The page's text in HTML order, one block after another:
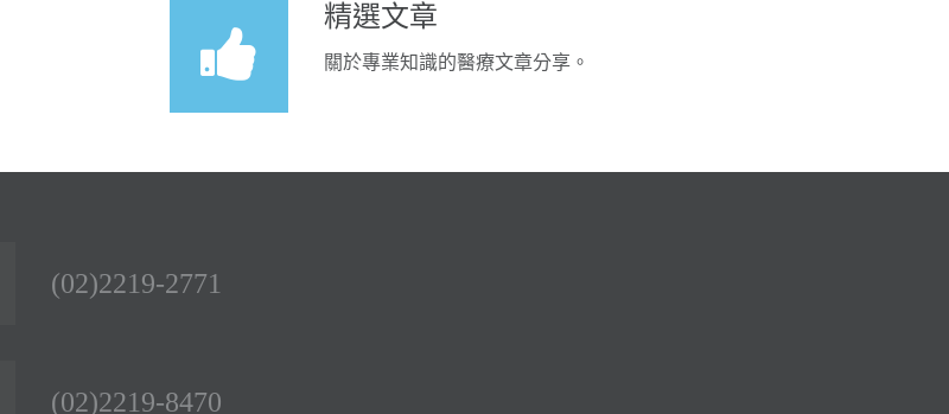
精選文章
關於專業知識的醫療文章分享。
(02)2219-2771
(02)2219-8470